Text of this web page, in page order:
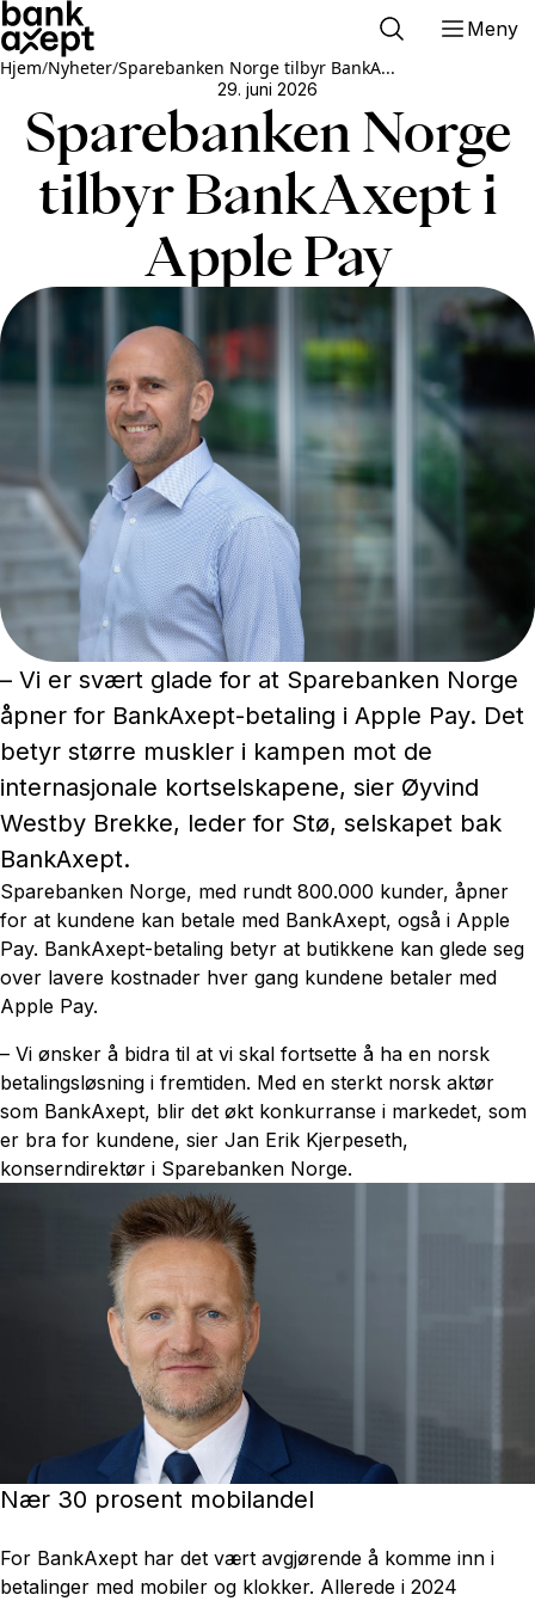
Meny
Hjem/Nyheter/Sparebanken Norge tilbyr BankA...
29. juni 2026
Sparebanken Norge
tilbyr BankAxept i
Apple Pay
– Vi er svært glade for at Sparebanken Norge
åpner for BankAxept-betaling i Apple Pay. Det
betyr større muskler i kampen mot de
internasjonale kortselskapene, sier Øyvind
Westby Brekke, leder for Stø, selskapet bak
BankAxept.
Sparebanken Norge, med rundt 800.000 kunder, åpner
for at kundene kan betale med BankAxept, også i Apple
Pay. BankAxept-betaling betyr at butikkene kan glede seg
over lavere kostnader hver gang kundene betaler med
Apple Pay.
– Vi ønsker å bidra til at vi skal fortsette å ha en norsk
betalingsløsning i fremtiden. Med en sterkt norsk aktør
som BankAxept, blir det økt konkurranse i markedet, som
er bra for kundene, sier Jan Erik Kjerpeseth,
konserndirektør i Sparebanken Norge.
Nær 30 prosent mobilandel
For BankAxept har det vært avgjørende å komme inn i
betalinger med mobiler og klokker. Allerede i 2024